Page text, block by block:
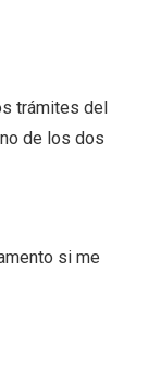
trámites del
de los dos
si me